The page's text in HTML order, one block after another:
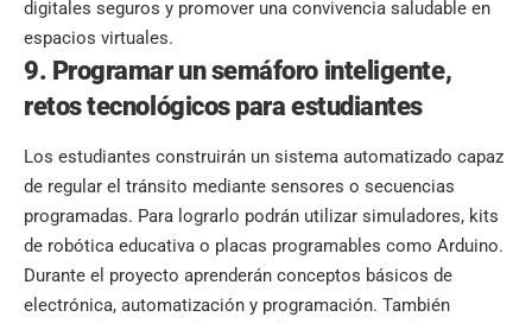
digitales seguros y promover una convivencia saludable en
espacios virtuales.
9. Programar un semáforo inteligente,
retos tecnológicos para estudiantes
Los estudiantes construirán un sistema automatizado capaz
de regular el tránsito mediante sensores o secuencias
programadas. Para lograrlo podrán utilizar simuladores, kits
de robótica educativa o placas programables como Arduino.
Durante el proyecto aprenderán conceptos básicos de
electrónica, automatización y programación. También